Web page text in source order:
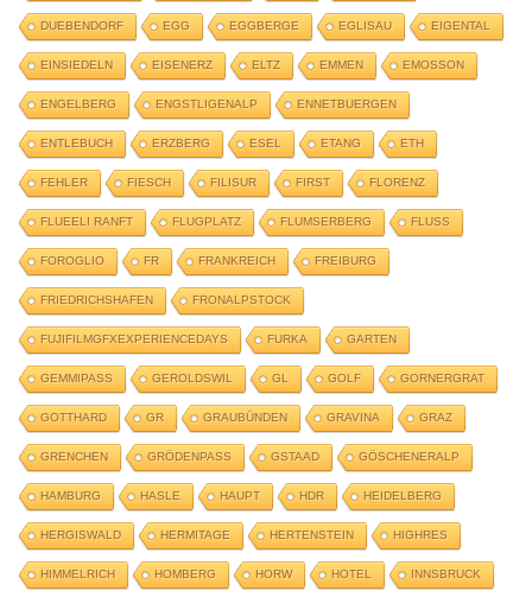
DUEBENDORF EGG EGGBERGE EGLISAU EIGENTAL
EINSIEDELN EISENERZ ELTZ EMMEN EMOSSON
ENGELBERG ENGSTLIGENALP ENNETBUERGEN
ENTLEBUCH ERZBERG ESEL ETANG ETH
FEHLER FIESCH FILISUR FIRST FLORENZ
FLUEELI RANFT FLUGPLATZ FLUMSERBERG FLUSS
FOROGLIO FR FRANKREICH FREIBURG
FRIEDRICHSHAFEN FRONALPSTOCK
FUJIFILMGFXEXPERIENCEDAYS FURKA GARTEN
GEMMIPASS GEROLDSWIL GL GOLF GORNERGRAT
GOTTHARD GR GRAUBÜNDEN GRAVINA GRAZ
GRENCHEN GRÖDENPASS GSTAAD GÖSCHENERALP
HAMBURG HASLE HAUPT HDR HEIDELBERG
HERGISWALD HERMITAGE HERTENSTEIN HIGHRES
HIMMELRICH HOMBERG HORW HOTEL INNSBRUCK